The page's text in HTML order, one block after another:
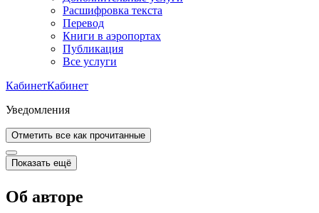
Расшифровка текста
Перевод
Книги в аэропортах
Публикация
Все услуги
КабинетКабинет
Уведомления
Отметить все как прочитанные
Показать ещё
Об авторе